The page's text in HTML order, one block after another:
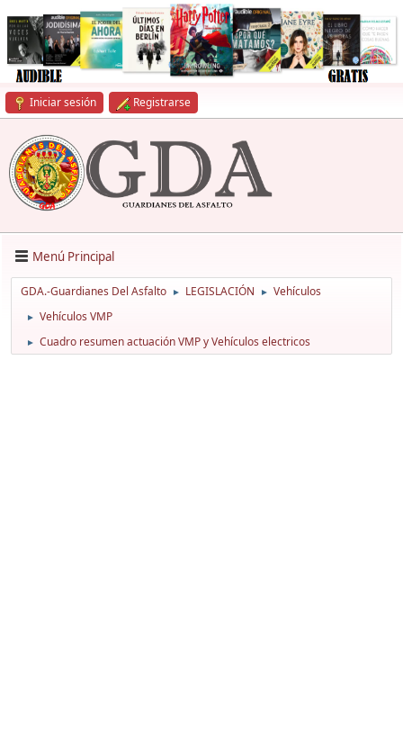
Iniciar sesión Registrarse
Menú Principal
GDA.-Guardianes Del Asfalto ► LEGISLACIÓN ► Vehículos
► Vehículos VMP
► Cuadro resumen actuación VMP y Vehículos electricos